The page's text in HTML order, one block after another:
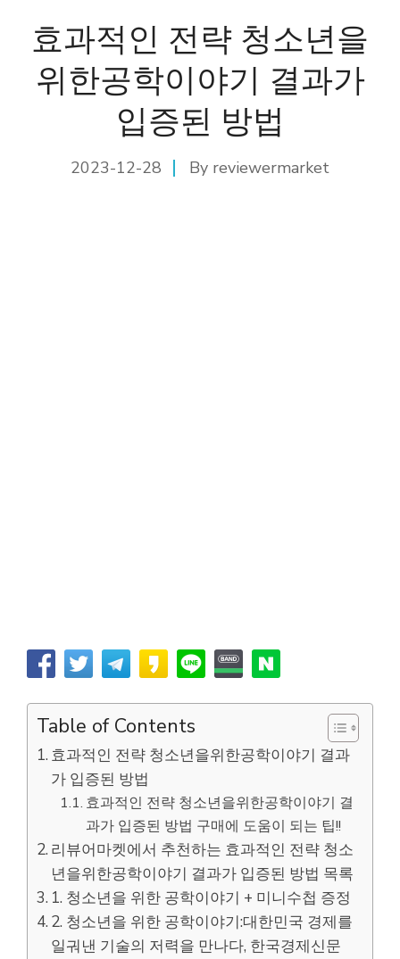
효과적인 전략 청소년을
위한공학이야기 결과가
입증된 방법
2023-12-28 By reviewermarket
Table of Contents
효과적인 전략 청소년을위한공학이야기 결과
가 입증된 방법
효과적인 전략 청소년을위한공학이야기 결
과가 입증된 방법 구매에 도움이 되는 팁!!
리뷰어마켓에서 추천하는 효과적인 전략 청소
년을위한공학이야기 결과가 입증된 방법 목록
1. 청소년을 위한 공학이야기 + 미니수첩 증정
2. 청소년을 위한 공학이야기:대한민국 경제를
일궈낸 기술의 저력을 만나다, 한국경제신문